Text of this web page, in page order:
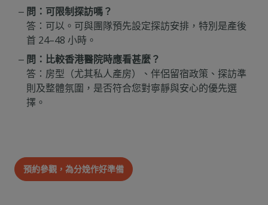
問：可限制探訪嗎？
答：可以。可與團隊預先設定探訪安排，特別是產後
首 24–48 小時。
問：比較香港醫院時應看甚麼？
答：房型（尤其私人產房）、伴侶留宿政策、探訪準
則及整體氛圍，是否符合您對寧靜與安心的優先選
擇。
預約參觀，為分娩作好準備